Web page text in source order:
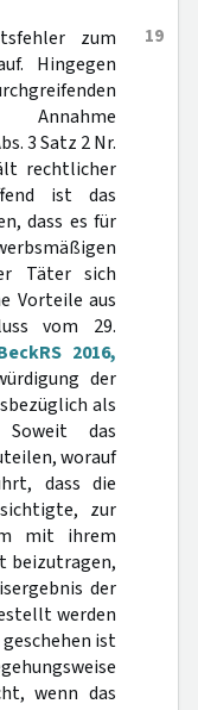
19
zum
Hingegen
3 Satz 2 Nr.
rechtlicher
ist das
dass es für
Täter sich
Vorteile aus
vom 29.
2016,
der
als
Soweit das
worauf
dass die
zur
mit ihrem
beizutragen,
der
werden
ist
wenn das